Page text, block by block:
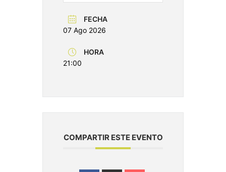
FECHA
07 Ago 2026
HORA
21:00
COMPARTIR ESTE EVENTO